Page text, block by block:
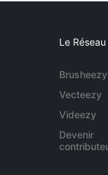
Le Réseau
Brusheezy
Vecteezy
Videezy
Devenir